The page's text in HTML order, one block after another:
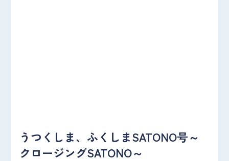
うつくしま、ふくしまSATONO号～
クロージングSATONO～